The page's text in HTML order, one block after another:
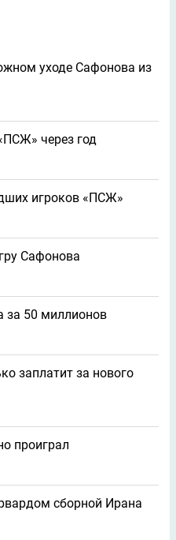
уходе Сафонова из
через год
игроков «ПСЖ»
Сафонова
за 50 миллионов
заплатит за нового
проиграл
сборной Ирана